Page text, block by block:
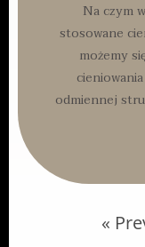
Na czym
stosowane
możemy
odmiennej
«